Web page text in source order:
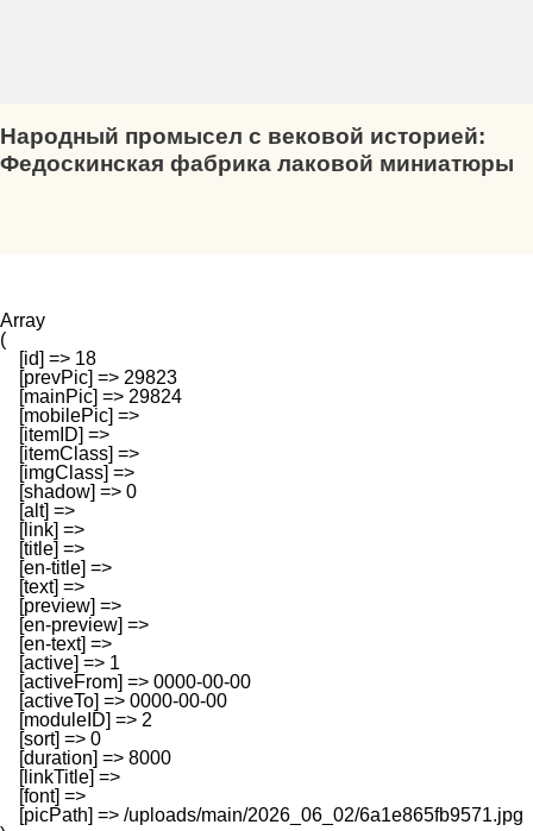
Народный промысел с вековой историей:
Федоскинская фабрика лаковой миниатюры
Array
(
    [id] => 18
    [prevPic] => 29823
    [mainPic] => 29824
    [mobilePic] =>
    [itemID] =>
    [itemClass] =>
    [imgClass] =>
    [shadow] => 0
    [alt] =>
    [link] =>
    [title] =>
    [en-title] =>
    [text] =>
    [preview] =>
    [en-preview] =>
    [en-text] =>
    [active] => 1
    [activeFrom] => 0000-00-00
    [activeTo] => 0000-00-00
    [moduleID] => 2
    [sort] => 0
    [duration] => 8000
    [linkTitle] =>
    [font] =>
    [picPath] => /uploads/main/2026_06_02/6a1e865fb9571.jpg